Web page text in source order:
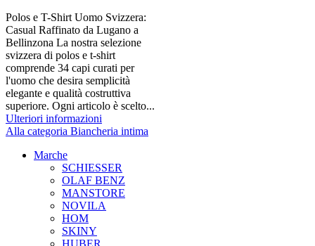
Polos e T-Shirt Uomo Svizzera:
Casual Raffinato da Lugano a
Bellinzona La nostra selezione
svizzera di polos e t-shirt
comprende 34 capi curati per
l'uomo che desira semplicità
elegante e qualità costruttiva
superiore. Ogni articolo è scelto...
Ulteriori informazioni
Alla categoria Biancheria intima
Marche
SCHIESSER
OLAF BENZ
MANSTORE
NOVILA
HOM
SKINY
HUBER